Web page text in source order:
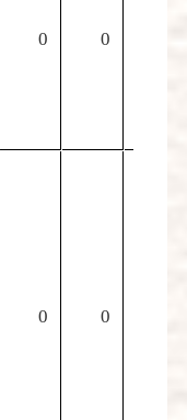
0 0
0 0